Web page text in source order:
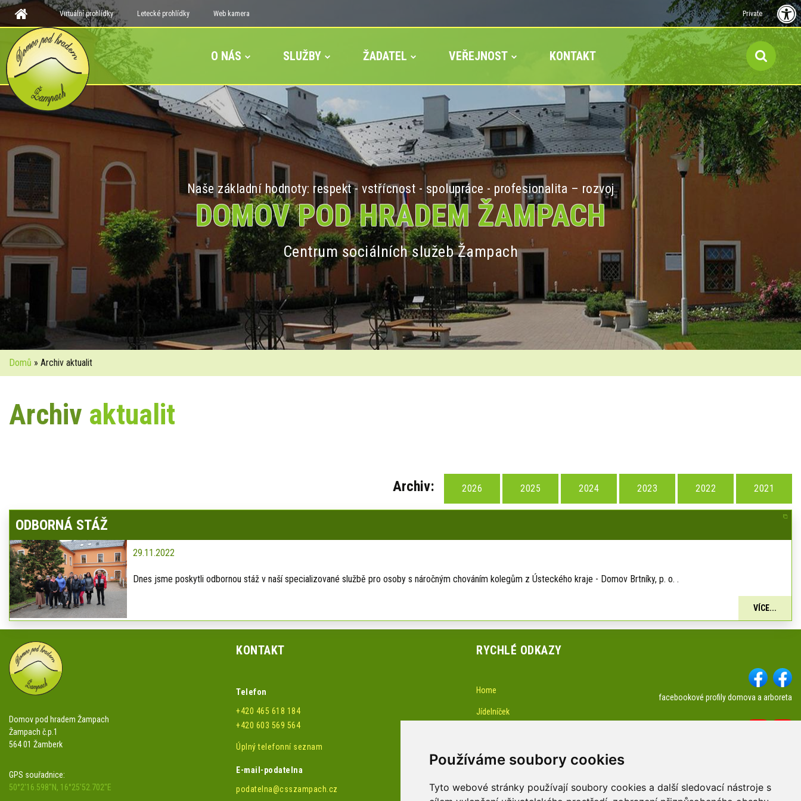
Používáme soubory cookies
Tyto webové stránky používají soubory cookies a další sledovací nástroje s
Virtuální prohlídky Letecké prohlídky Web kamera Private
O NÁS SLUŽBY ŽADATEL VEŘEJNOST KONTAKT
Naše základní hodnoty: respekt - vstřícnost - spolupráce - profesionalita – rozvoj
DOMOV POD HRADEM ŽAMPACH
Centrum sociálních služeb Žampach
Domů » Archiv aktualit
Archiv aktualit
Archiv: 2026 2025 2024 2023 2022 2021
ODBORNÁ STÁŽ
29.11.2022
Dnes jsme poskytli odbornou stáž v naší specializované službě pro osoby s náročným chováním kolegům z Ústeckého kraje - Domov Brtníky, p. o. .
VÍCE...
Domov pod hradem Žampach
Žampach č.p.1
564 01 Žamberk
GPS souřadnice:
50°2'16.598"N, 16°25'52.702"E
KONTAKT
Telefon
+420 465 618 184
+420 603 569 564
Úplný telefonní seznam
E-mail-podatelna
podatelna@csszampach.cz
RYCHLÉ ODKAZY
Home
Jídelníček
Žádost o službu a kontakty
Pracovní příležitosti
facebookové profily domova a arboreta